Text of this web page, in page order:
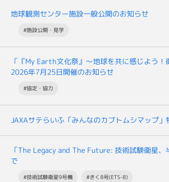
地球観測センター施設一般公開のお知らせ
#施設公開・見学
「『My Earth文化祭』～地球を共に感じよう
2026年7月25日開催のお知らせ
#協定・協力
JAXAサテらいふ「みんなのカブトムシマップ」
「The Legacy and The Future: 技術試験衛星
で
#技術試験衛星9号機 #きく8号(ETS-8)